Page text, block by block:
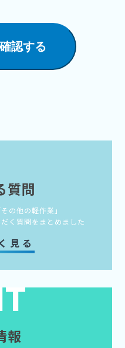
質問
の他の軽作業」
く質問をまとめました
見る
報